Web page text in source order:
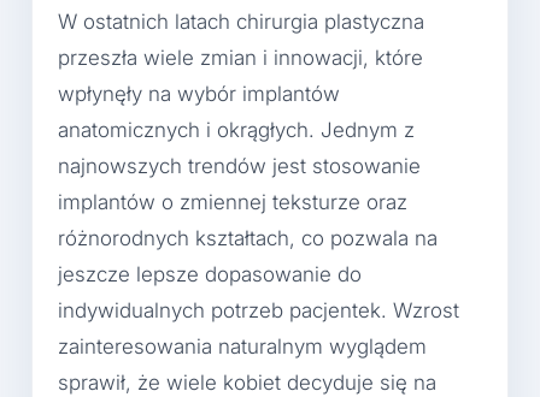
W ostatnich latach chirurgia plastyczna
przeszła wiele zmian i innowacji, które
wpłynęły na wybór implantów
anatomicznych i okrągłych. Jednym z
najnowszych trendów jest stosowanie
implantów o zmiennej teksturze oraz
różnorodnych kształtach, co pozwala na
jeszcze lepsze dopasowanie do
indywidualnych potrzeb pacjentek. Wzrost
zainteresowania naturalnym wyglądem
sprawił, że wiele kobiet decyduje się na